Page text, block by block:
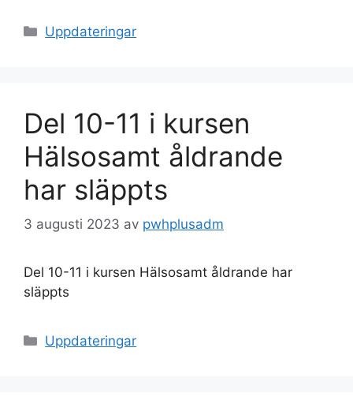
Kategorier
Uppdateringar
Del 10-11 i kursen
Hälsosamt åldrande
har släppts
3 augusti 2023 av pwhplusadm
Del 10-11 i kursen Hälsosamt åldrande har
släppts
Kategorier
Uppdateringar